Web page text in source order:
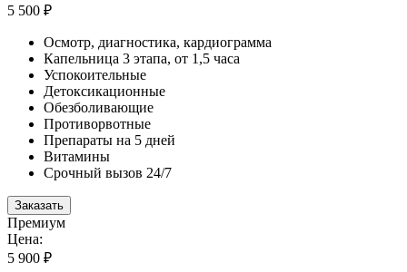
5 500 ₽
Осмотр, диагностика, кардиограмма
Капельница 3 этапа, от 1,5 часа
Успокоительные
Детоксикационные
Обезболивающие
Противорвотные
Препараты на 5 дней
Витамины
Срочный вызов 24/7
Заказать
Премиум
Цена:
5 900 ₽